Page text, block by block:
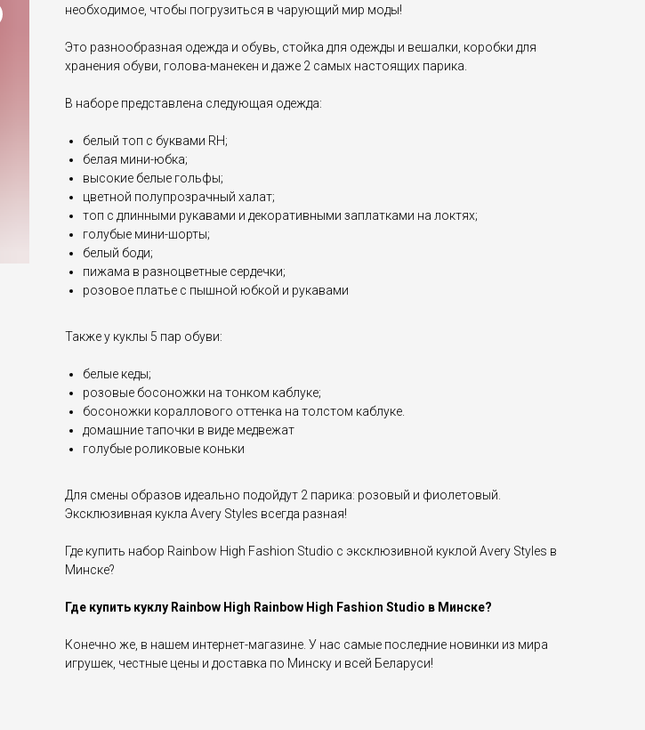
необходимое, чтобы погрузиться в чарующий мир моды!
Это разнообразная одежда и обувь, стойка для одежды и вешалки, коробки для
хранения обуви, голова-манекен и даже 2 самых настоящих парика.
В наборе представлена следующая одежда:
белый топ с буквами RH;
белая мини-юбка;
высокие белые гольфы;
цветной полупрозрачный халат;
топ с длинными рукавами и декоративными заплатками на локтях;
голубые мини-шорты;
белый боди;
пижама в разноцветные сердечки;
розовое платье с пышной юбкой и рукавами
Также у куклы 5 пар обуви:
белые кеды;
розовые босоножки на тонком каблуке;
босоножки кораллового оттенка на толстом каблуке.
домашние тапочки в виде медвежат
голубые роликовые коньки
Для смены образов идеально подойдут 2 парика: розовый и фиолетовый.
Эксклюзивная кукла Avery Styles всегда разная!
Где купить набор Rainbow High Fashion Studio с эксклюзивной куклой Avery Styles в
Минске?
Где купить куклу Rainbow High Rainbow High Fashion Studio в Минске?
Конечно же, в нашем интернет-магазине. У нас самые последние новинки из мира
игрушек, честные цены и доставка по Минску и всей Беларуси!